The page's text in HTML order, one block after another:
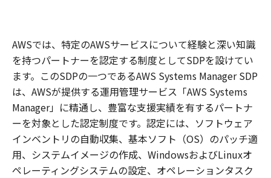
AWSでは、特定のAWSサービスについて経験と深い知識
を持つパートナーを認定する制度としてSDPを設けてい
ます。このSDPの一つであるAWS Systems Manager SDP
は、AWSが提供する運用管理サービス「AWS Systems
Manager」に精通し、豊富な支援実績を有するパートナ
ーを対象とした認定制度です。認定には、ソフトウェア
インベントリの自動収集、基本ソフト（OS）のパッチ適
用、システムイメージの作成、WindowsおよびLinuxオ
ペレーティングシステムの設定、オペレーションタスク